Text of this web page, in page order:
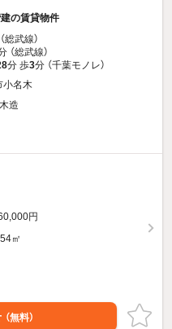
の賃貸物件
総武線）
（総武線）
分 歩3分 （千葉モノレ）
小名木
造
円
㎡
（無料）